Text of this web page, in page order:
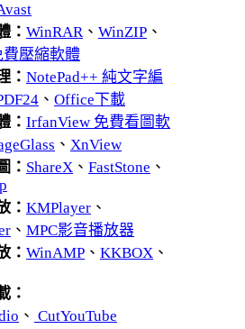
： WinRAR、 WinZIP 、
費壓縮軟體
： NotePad++ 純文字編
、 Office下載
： IrfanView 免費看圖軟
、 XnView
： ShareX 、 FastStone 、
： KMPlayer 、
、 MPC影音播放器
： WinAMP 、 KKBOX 、
：
、 CutYouTube